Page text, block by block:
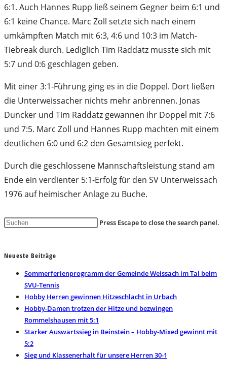
6:1. Auch Hannes Rupp ließ seinem Gegner beim 6:1 und
6:1 keine Chance. Marc Zoll setzte sich nach einem
umkämpften Match mit 6:3, 4:6 und 10:3 im Match-
Tiebreak durch. Lediglich Tim Raddatz musste sich mit
5:7 und 0:6 geschlagen geben.
Mit einer 3:1-Führung ging es in die Doppel. Dort ließen
die Unterweissacher nichts mehr anbrennen. Jonas
Duncker und Tim Raddatz gewannen ihr Doppel mit 7:6
und 7:5. Marc Zoll und Hannes Rupp machten mit einem
deutlichen 6:0 und 6:2 den Gesamtsieg perfekt.
Durch die geschlossene Mannschaftsleistung stand am
Ende ein verdienter 5:1-Erfolg für den SV Unterweissach
1976 auf heimischer Anlage zu Buche.
Press Escape to close the search panel.
Neueste Beiträge
Sommerferienprogramm der Gemeinde Weissach im Tal beim
SVU-Tennis
Hobby Herren gewinnen Hitzeschlacht in Urbach
Hobby-Damen trotzen der Hitze und bezwingen
Rommelshausen mit 5:1
Starker Auswärtssieg in Beinstein – Hobby-Mixed gewinnt mit
5:2
Sieg und Klassenerhalt für unsere Herren 30-1